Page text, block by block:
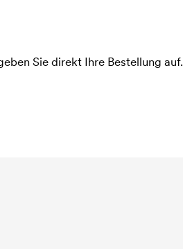
Sie direkt Ihre Bestellung auf.